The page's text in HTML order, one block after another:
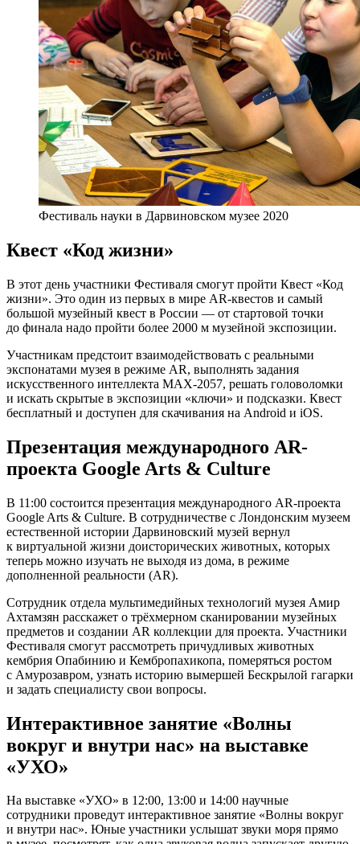
Фестиваль науки в Дарвиновском музее 2020
Квест «Код жизни»
В этот день участники Фестиваля смогут пройти Квест «Код
жизни». Это один из первых в мире AR-квестов и самый
большой музейный квест в России — от стартовой точки
до финала надо пройти более 2000 м музейной экспозиции.
Участникам предстоит взаимодействовать с реальными
экспонатами музея в режиме AR, выполнять задания
искусственного интеллекта МАХ-2057, решать головоломки
и искать скрытые в экспозиции «ключи» и подсказки. Квест
бесплатный и доступен для скачивания на Android и iOS.
Презентация международного AR-
проекта Google Arts & Culture
В 11:00 состоится презентация международного AR-проекта
Google Arts & Culture. В сотрудничестве с Лондонским музеем
естественной истории Дарвиновский музей вернул
к виртуальной жизни доисторических животных, которых
теперь можно изучать не выходя из дома, в режиме
дополненной реальности (AR).
Сотрудник отдела мультимедийных технологий музея Амир
Ахтамзян расскажет о трёхмерном сканировании музейных
предметов и создании AR коллекции для проекта. Участники
Фестиваля смогут рассмотреть причудливых животных
кембрия Опабинию и Кембропахикопа, померяться ростом
с Амурозавром, узнать историю вымершей Бескрылой гагарки
и задать специалисту свои вопросы.
Интерактивное занятие «Волны
вокруг и внутри нас» на выставке
«УХО»
На выставке «УХО» в 12:00, 13:00 и 14:00 научные
сотрудники проведут интерактивное занятие «Волны вокруг
и внутри нас». Юные участники услышат звуки моря прямо